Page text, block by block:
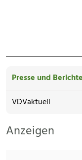
Presse und Berichte
VDVaktuell
Anzeigen